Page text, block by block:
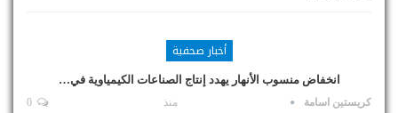
أخبار صحفية
انخفاض منسوب الأنهار يهدد إنتاج الصناعات الكيمياوية في…
كريستين اسامة منذ